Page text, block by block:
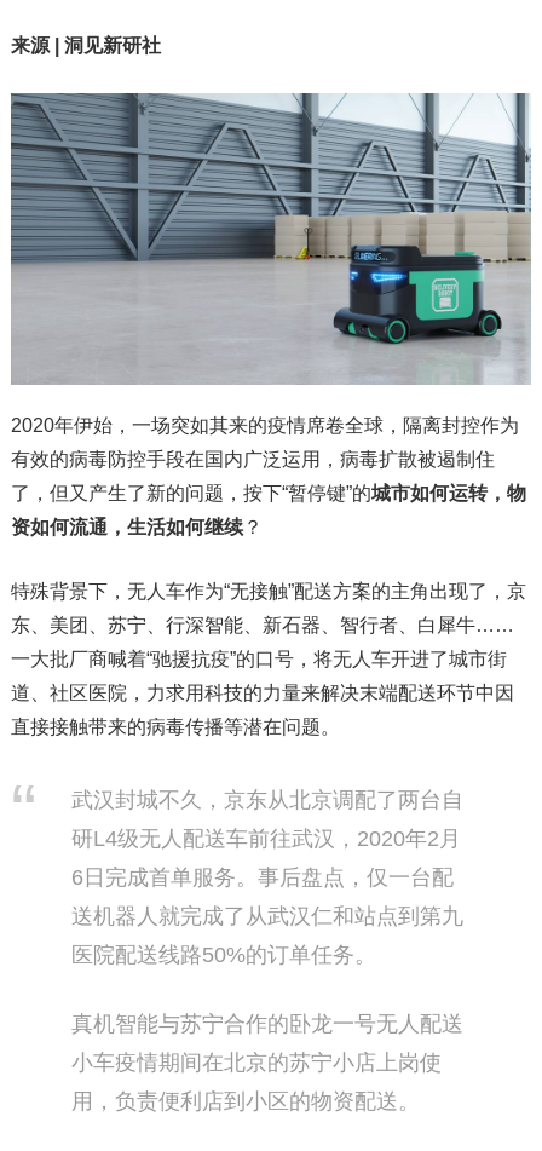
来源 | 洞见新研社
2020年伊始，一场突如其来的疫情席卷全球，隔离封控作为
有效的病毒防控手段在国内广泛运用，病毒扩散被遏制住
了，但又产生了新的问题，按下“暂停键”的城市如何运转，物
资如何流通，生活如何继续？
特殊背景下，无人车作为“无接触”配送方案的主角出现了，京
东、美团、苏宁、行深智能、新石器、智行者、白犀牛……
一大批厂商喊着“驰援抗疫”的口号，将无人车开进了城市街
道、社区医院，力求用科技的力量来解决末端配送环节中因
直接接触带来的病毒传播等潜在问题。
武汉封城不久，京东从北京调配了两台自
研L4级无人配送车前往武汉，2020年2月
6日完成首单服务。事后盘点，仅一台配
送机器人就完成了从武汉仁和站点到第九
医院配送线路50%的订单任务。
真机智能与苏宁合作的卧龙一号无人配送
小车疫情期间在北京的苏宁小店上岗使
用，负责便利店到小区的物资配送。